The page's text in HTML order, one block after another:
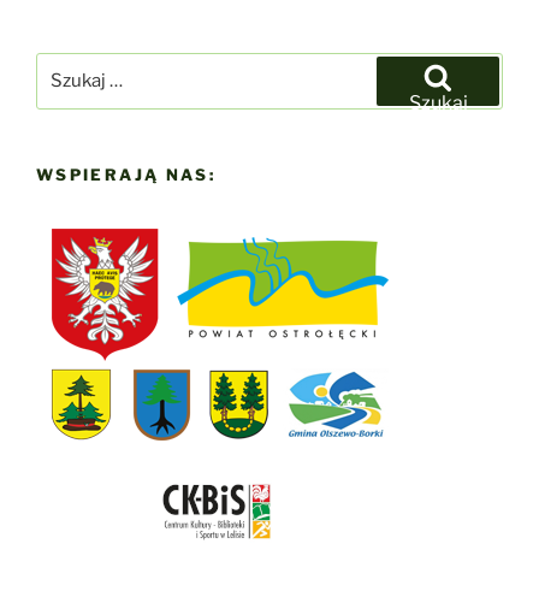
Szukaj
WSPIERAJĄ NAS: